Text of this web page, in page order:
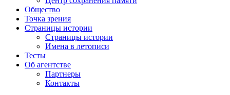
Общество
Точка зрения
Страницы истории
Страницы истории
Имена в летописи
Тесты
Об агентстве
Партнеры
Контакты